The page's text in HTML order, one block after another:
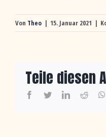
Von Theo | 15. Januar 2021 |
Teile diesen
Facebook
TwitterLinkedIn
Reddit